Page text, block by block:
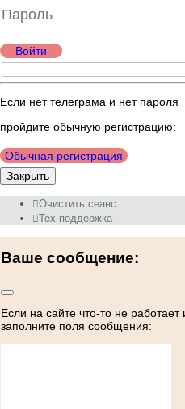
Войти
Если нет телеграма и нет пароля
пройдите обычную регистрацию:
Обычная регистрация
Закрыть
Очистить сеанс
Тех поддержка
Ваше сообщение:
Если на сайте что-то не
заполните поля сообщения: